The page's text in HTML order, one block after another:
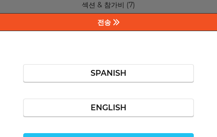
섹션 & 참가비 (7)
전송
SPANISH
ENGLISH